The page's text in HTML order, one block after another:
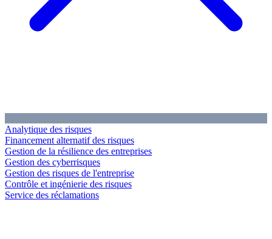
Analytique des risques
Financement alternatif des risques
Gestion de la résilience des entreprises
Gestion des cyberrisques
Gestion des risques de l'entreprise
Contrôle et ingénierie des risques
Service des réclamations